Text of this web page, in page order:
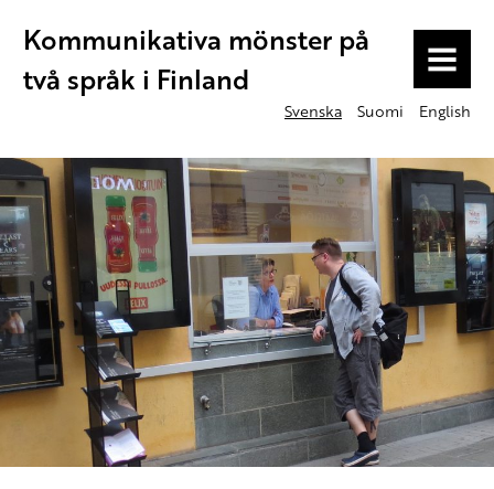
Kommunikativa mönster på
två språk i Finland
MENU
Svenska Suomi English